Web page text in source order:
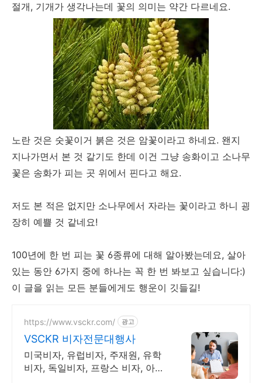
절개, 기개가 생각나는데 꽃의 의미는 약간 다르네요.
노란 것은 숫꽃이거 붉은 것은 암꽃이라고 하네요. 왠지
지나가면서 본 것 같기도 한데 이건 그냥 송화이고 소나무
꽃은 송화가 피는 곳 위에서 핀다고 해요.
저도 본 적은 없지만 소나무에서 자라는 꽃이라고 하니 굉
장히 예쁠 것 같네요!
100년에 한 번 피는 꽃 6종류에 대해 알아봤는데요, 살아
있는 동안 6가지 중에 하나는 꼭 한 번 봐보고 싶습니다:)
이 글을 읽는 모든 분들에게도 행운이 깃들길!
https://www.vsckr.com/ 광고
VSCKR 비자전문대행사
미국비자, 유럽비자, 주재원, 유학
비자, 독일비자, 프랑스 비자, 아프